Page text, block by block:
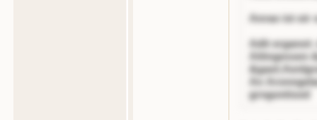
Anrao ist oir
Adit
Aittngessen
An
grngontisod